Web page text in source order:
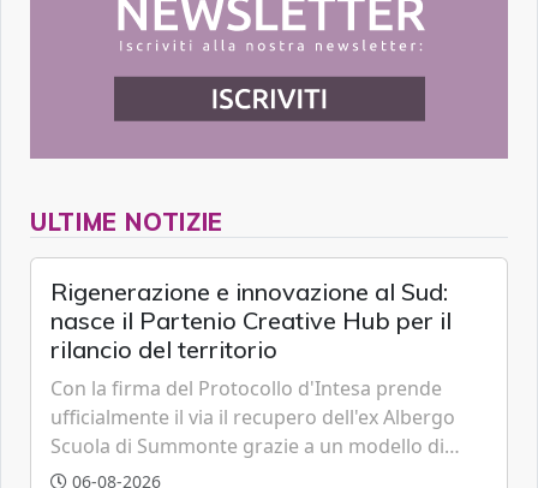
ULTIME NOTIZIE
Rigenerazione e innovazione al Sud:
nasce il Partenio Creative Hub per il
rilancio del territorio
Con la firma del Protocollo d'Intesa prende
ufficialmente il via il recupero dell'ex Albergo
Scuola di Summonte grazie a un modello di
partenariato pubblico-privato e a una rete di
06-08-2026